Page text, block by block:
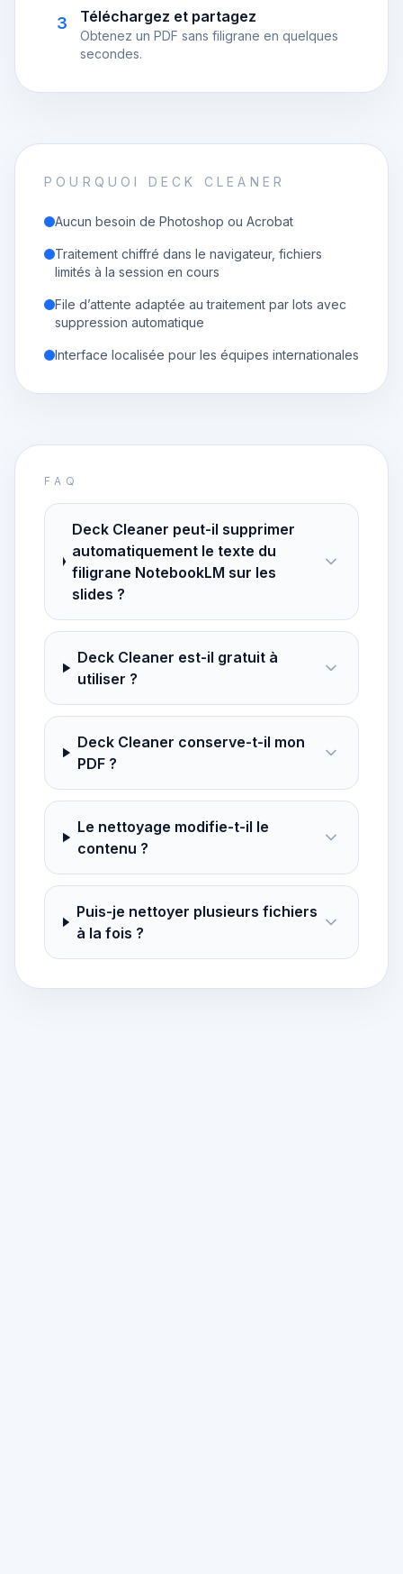
3 Téléchargez et partagez
Obtenez un PDF sans filigrane en quelques
secondes.
POURQUOI DECK CLEANER
Aucun besoin de Photoshop ou Acrobat
Traitement chiffré dans le navigateur, fichiers
limités à la session en cours
File d’attente adaptée au traitement par lots avec
suppression automatique
Interface localisée pour les équipes internationales
FAQ
Deck Cleaner peut-il supprimer
automatiquement le texte du
filigrane NotebookLM sur les
slides ?
Deck Cleaner est-il gratuit à
utiliser ?
Deck Cleaner conserve-t-il mon
PDF ?
Le nettoyage modifie-t-il le
contenu ?
Puis-je nettoyer plusieurs fichiers
à la fois ?